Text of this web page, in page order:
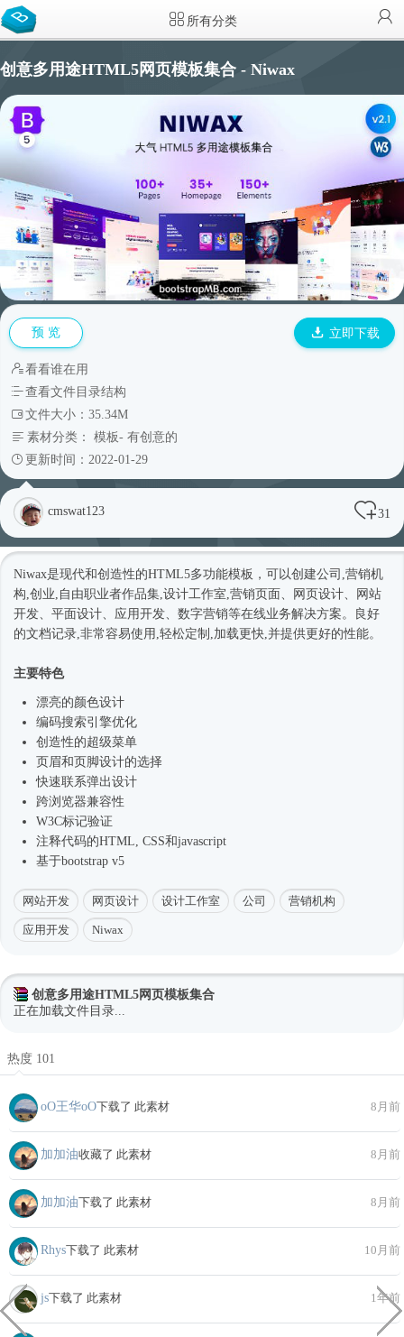
所有分类
创意多用途HTML5网页模板集合 - Niwax
预 览 立即下载
看看谁在用
查看文件目录结构
文件大小：35.34M
素材分类： 模板- 有创意的
更新时间：2022-01-29
cmswat123 31
Niwax是现代和创造性的HTML5多功能模板，可以创建公司,营销机
构,创业,自由职业者作品集,设计工作室,营销页面、网页设计、网站
开发、平面设计、应用开发、数字营销等在线业务解决方案。良好
的文档记录,非常容易使用,轻松定制,加载更快,并提供更好的性能。
主要特色
漂亮的颜色设计
编码搜索引擎优化
创造性的超级菜单
页眉和页脚设计的选择
快速联系弹出设计
跨浏览器兼容性
W3C标记验证
注释代码的HTML, CSS和javascript
基于bootstrap v5
网站开发 网页设计 设计工作室 公司 营销机构
应用开发 Niwax
创意多用途HTML5网页模板集合
正在加载文件目录...
热度 101
oО王华oО下载了 此素材 8月前
加加油收藏了 此素材 8月前
加加油下载了 此素材 8月前
Rhys下载了 此素材 10月前
js下载了 此素材 1年前